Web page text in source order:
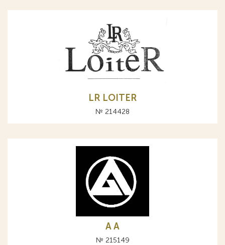
LR LOITER
№ 214428
A А
№ 215149